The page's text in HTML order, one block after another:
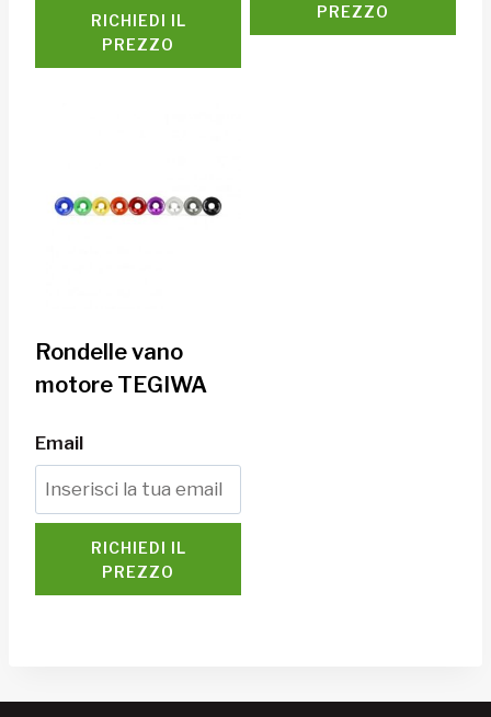
RICHIEDI IL
PREZZO
PREZZO
Rondelle vano
motore TEGIWA
Email
RICHIEDI IL
PREZZO